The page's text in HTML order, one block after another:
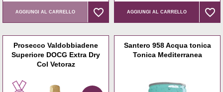
AGGIUNGI AL CARRELLO favorite_border
favorite_border AGGIUNGI AL CARRELLO favorite_border
favorite_border
Prosecco Valdobbiadene
Superiore DOCG Extra Dry
Col Vetoraz
Santero 958 Acqua tonica
Tonica Mediterranea